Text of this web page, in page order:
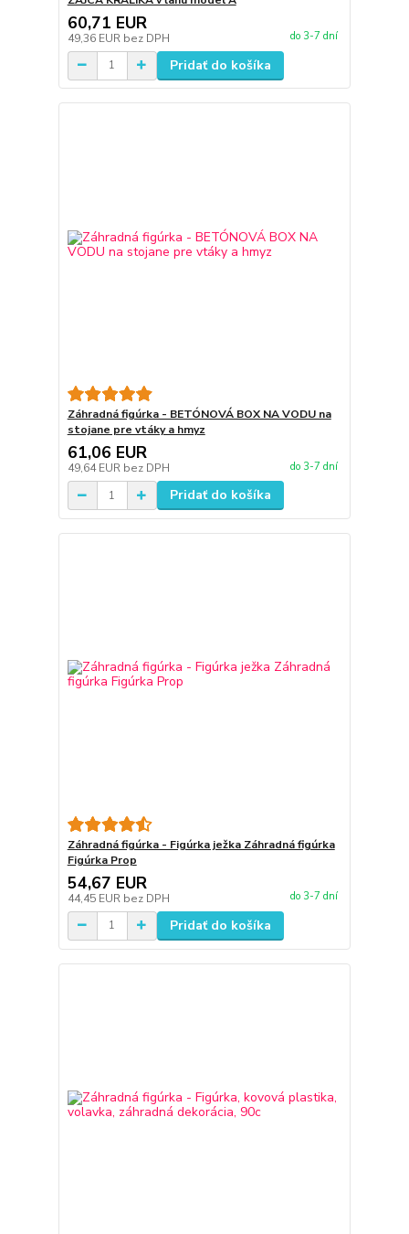
60,71 EUR
49,36 EUR bez DPH do 3-7 dní
Pridať do košíka
Záhradná figúrka - BETÓNOVÁ BOX NA VODU na
stojane pre vtáky a hmyz
61,06 EUR
49,64 EUR bez DPH do 3-7 dní
Pridať do košíka
Záhradná figúrka - Figúrka ježka Záhradná figúrka
Figúrka Prop
54,67 EUR
44,45 EUR bez DPH do 3-7 dní
Pridať do košíka